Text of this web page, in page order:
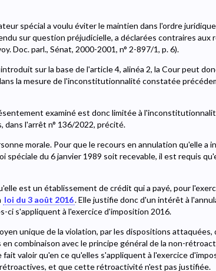
spécial a voulu éviter le maintien dans l'ordre
sur question préjudicielle, a déclarées contraires aux
Doc. parl., Sénat, 2000-2001, n° 2-897/1, p. 6).
sur la base de l'article 4, alinéa 2, la Cour peut
la mesure de l'inconstitutionnalité constatée
examiné est donc limitée à
l'arrêt n° 136/2022, précité.
morale. Pour que le recours en annulation qu'elle a
spéciale du 6 janvier 1989 soit recevable, il est requis
est un établissement de crédit qui a payé, pour
loi du 3 août 2016. Elle justifie donc d'un intérêt à
ci s'appliquent à l'exercice d'imposition 2016.
unique de la violation, par les dispositions attaquées,
combinaison avec le principe général de la non-
valoir qu'en ce qu'elles s'appliquent à l'exercice
et que cette rétroactivité n'est pas justifiée.